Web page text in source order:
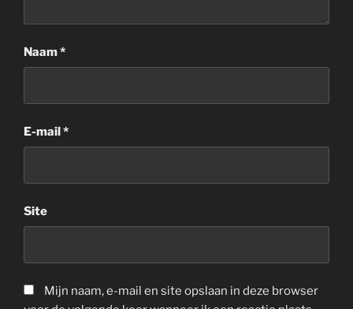
Naam*
E-mail*
Site
Mijn naam, e-mail en site opslaan in deze browser